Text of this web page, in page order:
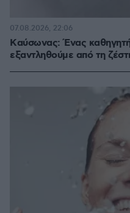
Kαύσωνας: Ένας
εξαντληθούμε από τη
07.08.2026, 22:06